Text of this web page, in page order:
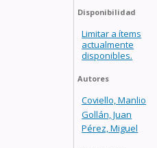
Disponibilidad
Limitar a ítems
actualmente
disponibles.
Autores
Coviello, Manlio
Gollán, Juan
Pérez, Miguel